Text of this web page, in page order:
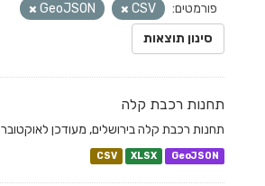
פורמטים: CSV
GeoJSON
סינון תוצאות
תחנות רכבת קלה
תחנות רכבת קלה בירושלים, מעודכן לאוקטובר 2023.
CSV XLSX GeoJSON